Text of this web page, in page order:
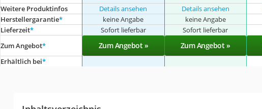
Weitere Produktinfos Details ansehen Details ansehen
Herstellergarantie* keine Angabe keine Angabe
Lieferzeit* Sofort lieferbar Sofort lieferbar
Zum Angebot* Zum Angebot » Zum Angebot »
Erhältlich bei*